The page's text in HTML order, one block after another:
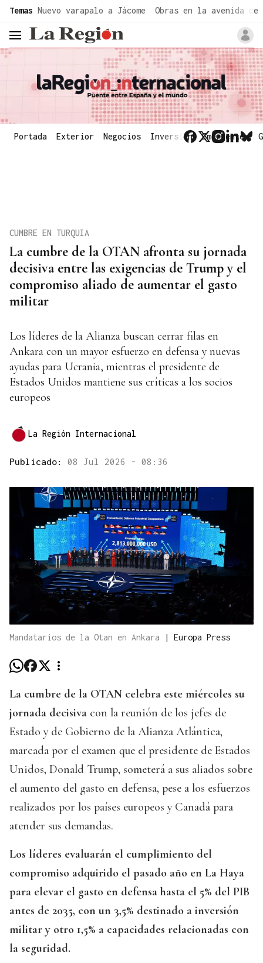
Temas Nuevo varapalo a Jácome Obras en la avenida de
header.menu.open
Portada Exterior Negocios Inversión Emergentes
La cumbre de la OTAN afronta su jornada
decisiva entre las exigencias de Trump y el
compromiso aliado de aumentar el gasto
militar
CUMBRE EN TURQUIA
Los líderes de la Alianza buscan cerrar filas en
Ankara con un mayor esfuerzo en defensa y nuevas
ayudas para Ucrania, mientras el presidente de
Estados Unidos mantiene sus críticas a los socios
europeos
La Región Internacional
Publicado: 08 Jul 2026 - 08:36
Mandatarios de la Otan en Ankara | Europa Press
La cumbre de la OTAN celebra este miércoles su
jornada decisiva con la reunión de los jefes de
Estado y de Gobierno de la Alianza Atlántica,
marcada por el examen que el presidente de Estados
Unidos, Donald Trump, someterá a sus aliados sobre
el aumento del gasto en defensa, pese a los esfuerzos
realizados por los países europeos y Canadá para
atender sus demandas.
Los líderes evaluarán el cumplimiento del
compromiso adquirido el pasado año en La Haya
para elevar el gasto en defensa hasta el 5% del PIB
antes de 2035, con un 3,5% destinado a inversión
militar y otro 1,5% a capacidades relacionadas con
la seguridad.